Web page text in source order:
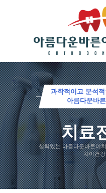
과학적이고 분석
아름다운바
치료
실력있는 아름다운바른이
치아건